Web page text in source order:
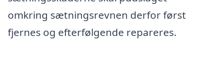
omkring sætningsrevnen derfor først
fjernes og efterfølgende repareres.